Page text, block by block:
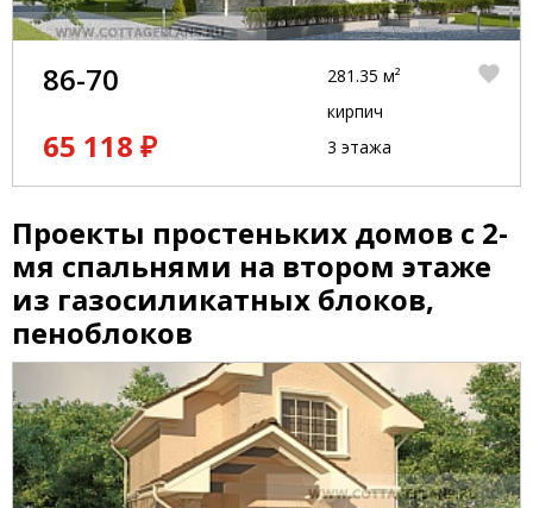
86-70
65 118 ₽
281.35 м²
кирпич
3 этажа
Проекты простеньких домов с 2-
мя спальнями на втором этаже
из газосиликатных блоков,
пеноблоков